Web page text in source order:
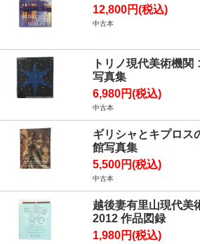
12,800円(税込)
中古本
トリノ現代美術機関
写真集
6,980円(税込)
中古本
ギリシャとキプロス
館写真集
5,500円(税込)
中古本
越後妻有里山現代美
2012 作品図録
1,980円(税込)